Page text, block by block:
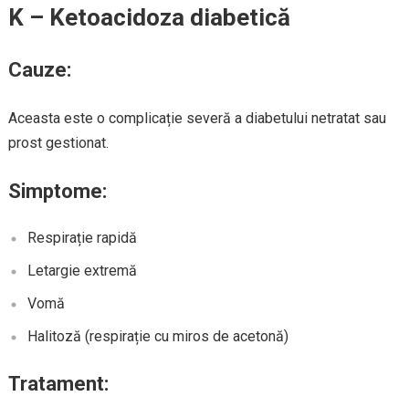
K – Ketoacidoza diabetică
Cauze:
Aceasta este o complicație severă a diabetului netratat sau
prost gestionat.
Simptome:
Respirație rapidă
Letargie extremă
Vomă
Halitoză (respirație cu miros de acetonă)
Tratament: